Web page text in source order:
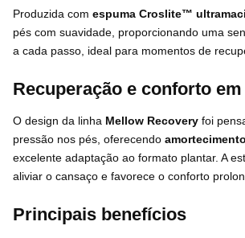
Produzida com espuma Croslite™
pés com suavidade, proporcionando uma
a cada passo, ideal para momentos de
Recuperação e conforto
O design da linha Mellow Recovery foi
pressão nos pés, oferecendo
excelente adaptação ao formato plantar. A
aliviar o cansaço e favorece o conforto
Principais benefícios